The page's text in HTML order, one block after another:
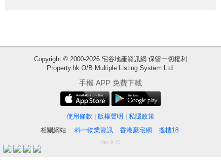
體
体
Copyright © 2000-2026 宅谷地產資訊網 保留一切權利
Property.hk O/B Multiple Listing System Ltd.
手機 APP 免費下載
使用條款 版權聲明
私隱政策
相關網站 :
科一物業資訊 香港豪宅網 搵樓18
Ver. 9.40